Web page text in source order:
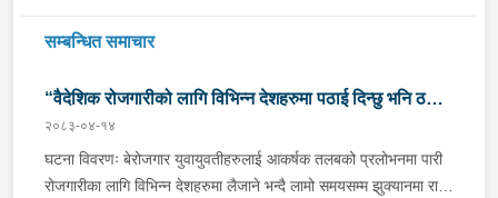
सम्बन्धित समाचार
“वैदेशिक रोजगारीको लागि विभिन्न देशहरुमा पठाई दिन्छु भनि ठगी
गर्ने व्यक्तिहरु पक्राउ"
२०८३-०४-१४
घटना विवरणः बेरोजगार युवायुवतीहरुलाई आकर्षक तलबको प्रलोभनमा पारी
रोजगारीका लागि विभिन्न देशहरुमा लैजाने भन्दै लामो समयसम्म झुक्यानमा राखि